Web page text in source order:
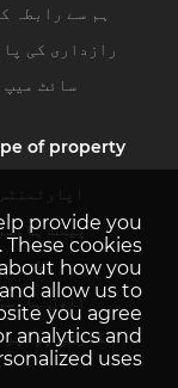
ہم سے رابطہ
رازداری کی
سائٹ میپ
of property
اپارٹمنٹس
پینٹ
ولاز
ٹاون
کمرشل
provide you
cookies
how you
allow us to
you agree
analytics and
uses.